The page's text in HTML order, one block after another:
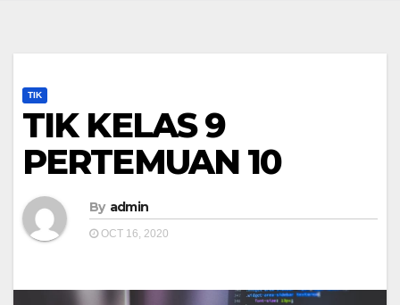
TIK
TIK KELAS 9
PERTEMUAN 10
By admin
OCT 16, 2020